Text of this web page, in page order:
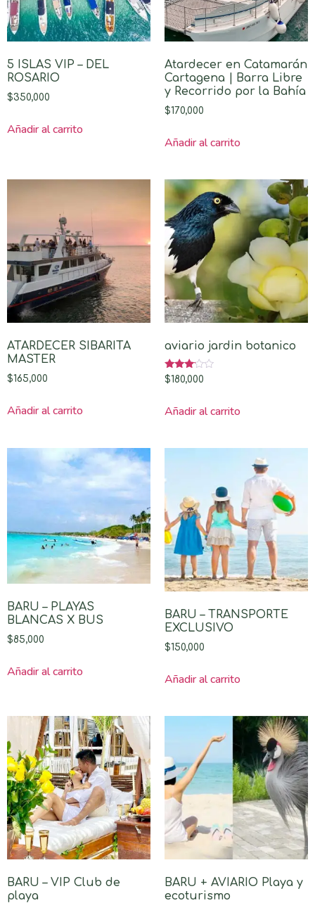
5 ISLAS VIP – DEL
ROSARIO
$350,000
Añadir al carrito
Atardecer en Catamarán
Cartagena | Barra Libre
y Recorrido por la Bahía
$170,000
Añadir al carrito
ATARDECER SIBARITA
MASTER
$165,000
Añadir al carrito
aviario jardin botanico
Valorado
con
$180,000
Añadir al carrito
BARU – PLAYAS
BLANCAS X BUS
$85,000
Añadir al carrito
BARU – TRANSPORTE
EXCLUSIVO
$150,000
Añadir al carrito
BARU – VIP Club de
playa
BARU + AVIARIO Playa y
ecoturismo